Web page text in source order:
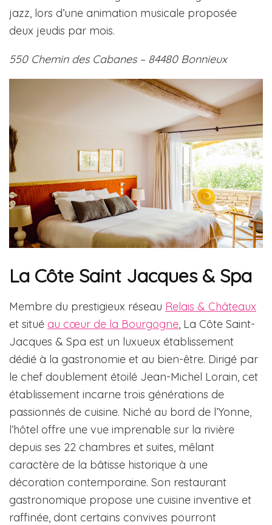
jazz, lors d’une animation musicale proposée
deux jeudis par mois.
550 Chemin des Cabanes – 84480 Bonnieux
La Côte Saint Jacques & Spa
Membre du prestigieux réseau Relais & Châteaux
et situé au cœur de la Bourgogne , La Côte Saint-
Jacques & Spa est un luxueux établissement
dédié à la gastronomie et au bien-être. Dirigé par
le chef doublement étoilé Jean-Michel Lorain, cet
établissement incarne trois générations de
passionnés de cuisine. Niché au bord de l’Yonne,
l’hôtel offre une vue imprenable sur la rivière
depuis ses 22 chambres et suites, mêlant
caractère de la bâtisse historique à une
décoration contemporaine. Son restaurant
gastronomique propose une cuisine inventive et
raffinée, dont certains convives pourront